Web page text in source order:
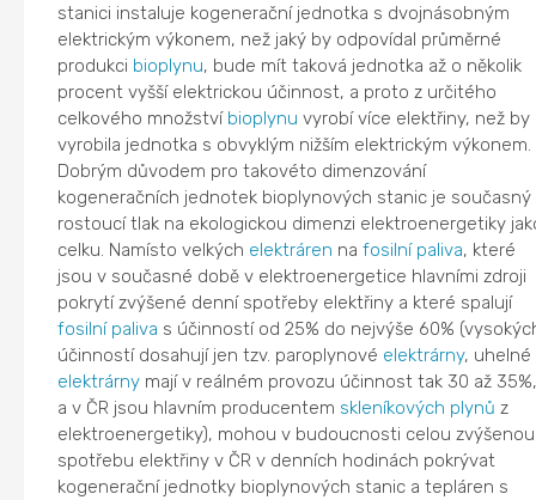
stanici instaluje kogenerační jednotka s dvojnásobným
elektrickým výkonem, než jaký by odpovídal průměrné
produkci bioplynu, bude mít taková jednotka až o několik
procent vyšší elektrickou účinnost, a proto z určitého
celkového množství bioplynu vyrobí více elektřiny, než by
vyrobila jednotka s obvyklým nižším elektrickým výkonem.
Dobrým důvodem pro takovéto dimenzování
kogeneračních jednotek bioplynových stanic je současný
rostoucí tlak na ekologickou dimenzi elektroenergetiky
celku. Namísto velkých elektráren nafosilní paliva, které
jsou v současné době v elektroenergetice hlavními zdroji
pokrytí zvýšené denní spotřeby elektřiny a které spalují
fosilní paliva s účinností od 25% do nejvýše 60%
účinností dosahují jen tzv. paroplynové elektrárny, uhelné
elektrárny mají v reálném provozu účinnost tak 30 až
a v ČR jsou hlavním producentem skleníkových plynů z
elektroenergetiky), mohou v budoucnosti celou zvýšenou
spotřebu elektřiny v ČR v denních hodinách pokrývat
kogenerační jednotky bioplynových stanic a tepláren s